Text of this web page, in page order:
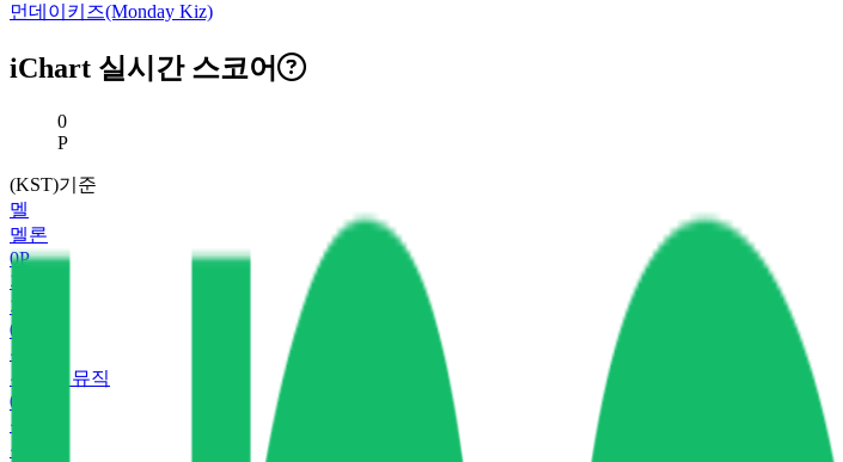
먼데이키즈(Monday Kiz)
iChart 실시간 스코어
현재 스코어
0
P
(KST)기준
멜
멜론
0P
지
지니
0
유
유튜브 뮤직
0
플
플로